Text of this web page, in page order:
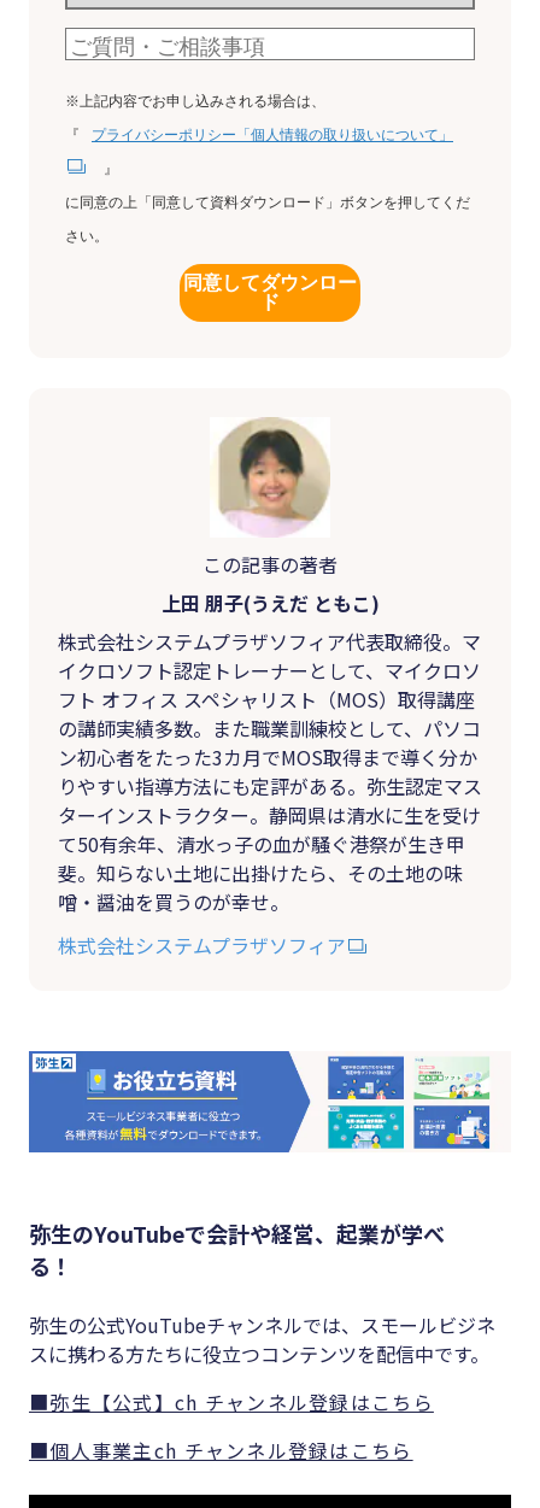
※上記内容でお申し込みされる場合は、
『
プライバシーポリシー「個人情報の取り扱いについて」
』
に同意の上「同意して資料ダウンロード」ボタンを押してくだ
さい。
同意してダウンロー
ド
この記事の著者
上田 朋子(うえだ ともこ)
株式会社システムプラザソフィア代表取締役。マ
イクロソフト認定トレーナーとして、マイクロソ
フト オフィス スペシャリスト（MOS）取得講座
の講師実績多数。また職業訓練校として、パソコ
ン初心者をたった3カ月でMOS取得まで導く分か
りやすい指導方法にも定評がある。弥生認定マス
ターインストラクター。静岡県は清水に生を受け
て50有余年、清水っ子の血が騒ぐ港祭が生き甲
斐。知らない土地に出掛けたら、その土地の味
噌・醤油を買うのが幸せ。
株式会社システムプラザソフィア
弥生のYouTubeで会計や経営、起業が学べ
る！
弥生の公式YouTubeチャンネルでは、スモールビジネ
スに携わる方たちに役立つコンテンツを配信中です。
■弥生【公式】ch チャンネル登録はこちら
■個人事業主ch チャンネル登録はこちら